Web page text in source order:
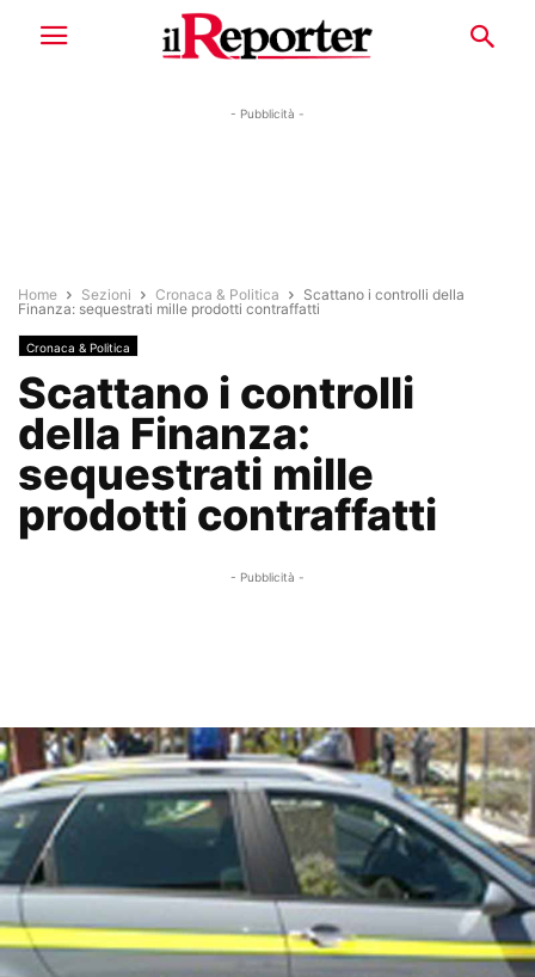
- Pubblicità -
Home Sezioni Cronaca & Politica
Scattano i controlli della
Finanza: sequestrati mille prodotti contraffatti
Cronaca & Politica
Scattano i controlli
della Finanza:
sequestrati mille
prodotti contraffatti
- Pubblicità -